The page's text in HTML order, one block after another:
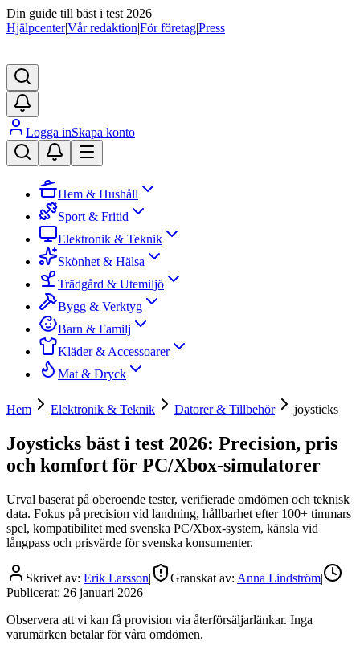
Din guide till bäst i test 2026
Hjälpcenter|Vår redaktion|För företag|Press
Logga inSkapa konto
Hem & Hushåll
Sport & Fritid
Elektronik & Teknik
Skönhet & Hälsa
Trädgård & Utemiljö
Bygg & Verktyg
Barn & Familj
Kläder & Accessoarer
Mat & Dryck
Hem Elektronik & Teknik Datorer & Tillbehör joysticks
Joysticks bäst i test 2026: Precision, pris
och komfort för PC/Xbox-simulatorer
Urval baserat på oberoende tester, verifierade omdömen och teknisk
data. Fokus på precision vid landning, hållbarhet efter 100+ timmars
spel, kompatibilitet med svenska PC/Xbox-system, känsla vid
långpass och prisvärde för svenska konsumenter.
Skrivet av: Erik Larsson| Granskat av: Anna Lindström|
Publicerat: 26 januari 2026
Observera att vi kan få provision via återförsäljarlänkar. Inga
varumärken betalar för våra omdömen.